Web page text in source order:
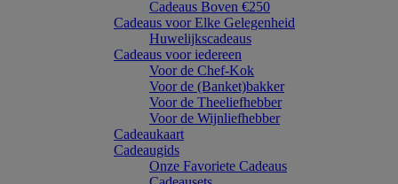
Cadeaus Boven €250
Cadeaus voor Elke Gelegenheid
Huwelijkscadeaus
Cadeaus voor iedereen
Voor de Chef-Kok
Voor de (Banket)bakker
Voor de Theeliefhebber
Voor de Wijnliefhebber
Cadeaukaart
Cadeaugids
Onze Favoriete Cadeaus